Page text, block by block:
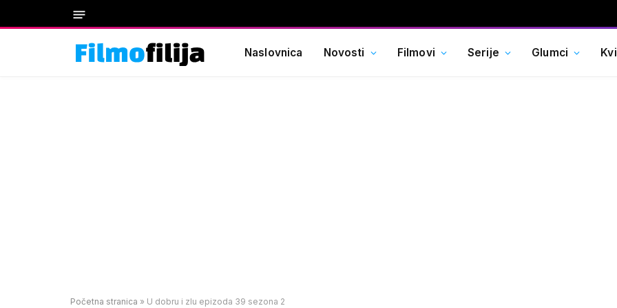
Naslovnica Novosti Filmovi Serije Glumci
Početna stranica » U dobru i zlu epizoda 39 sezona 2